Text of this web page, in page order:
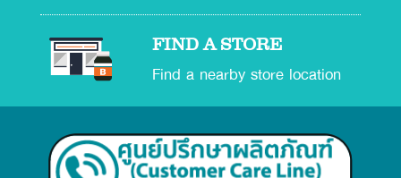
FIND A STORE
Find a nearby store location